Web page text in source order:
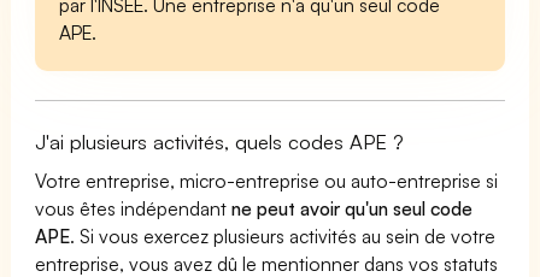
APE.
J'ai plusieurs activités, quels codes APE ?
Votre entreprise, micro-entreprise ou auto-entreprise si
vous êtes indépendantne peut avoir qu'un seul code
APE. Si vous exercez plusieurs activités au sein de votre
entreprise, vous avez dû le mentionner dans vos statuts